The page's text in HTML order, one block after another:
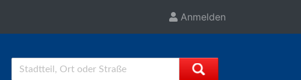
Anmelden